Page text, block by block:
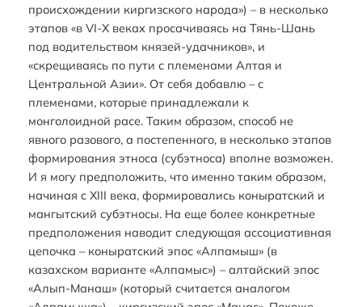
происхождении киргизского народа») – в несколько
этапов «в VI-X веках просачиваясь на Тянь-Шань
под водительством князей-удачников», и
«скрещиваясь по пути с племенами Алтая и
Центральной Азии». От себя добавлю – с
племенами, которые принадлежали к
монголоидной расе. Таким образом, способ не
явного разового, а постепенного, в несколько этапов
формирования этноса (субэтноса) вполне возможен.
И я могу предположить, что именно таким образом,
начиная с XIII века, формировались коныратский и
мангытский субэтносы. На еще более конкретные
предположения наводит следующая ассоциативная
цепочка – коныратский эпос «Алпамыш» (в
казахском варианте «Алпамыс») – алтайский эпос
«Алып-Манаш» (который считается аналогом